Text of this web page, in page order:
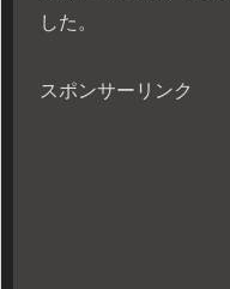
した。
スポンサーリンク